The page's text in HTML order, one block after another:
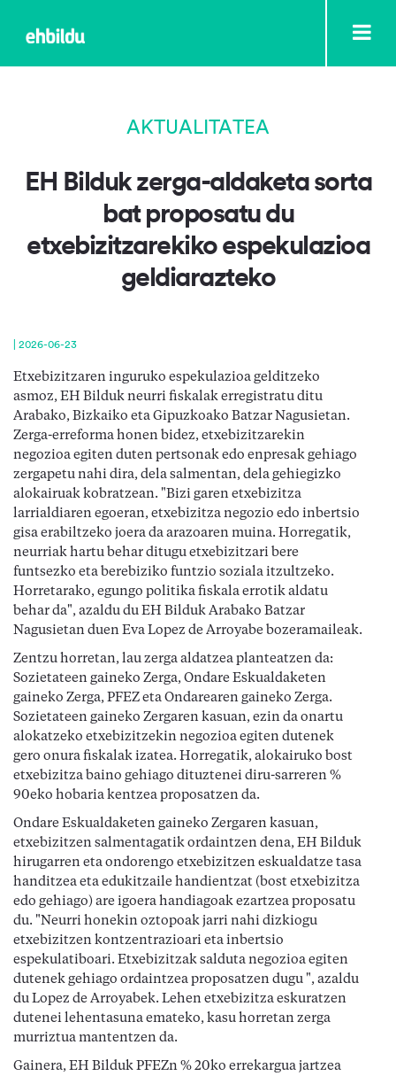
AKTUALITATEA
EH Bilduk zerga-aldaketa sorta
bat proposatu du
etxebizitzarekiko espekulazioa
geldiarazteko
2026-06-23
Etxebizitzaren inguruko espekulazioa gelditzeko
asmoz, EH Bilduk neurri fiskalak erregistratu ditu
Arabako, Bizkaiko eta Gipuzkoako Batzar Nagusietan.
Zerga-erreforma honen bidez, etxebizitzarekin
negozioa egiten duten pertsonak edo enpresak gehiago
zergapetu nahi dira, dela salmentan, dela gehiegizko
alokairuak kobratzean. "Bizi garen etxebizitza
larrialdiaren egoeran, etxebizitza negozio edo inbertsio
gisa erabiltzeko joera da arazoaren muina. Horregatik,
neurriak hartu behar ditugu etxebizitzari bere
funtsezko eta berebiziko funtzio soziala itzultzeko.
Horretarako, egungo politika fiskala errotik aldatu
behar da", azaldu du EH Bilduk Arabako Batzar
Nagusietan duen Eva Lopez de Arroyabe bozeramaileak.
Zentzu horretan, lau zerga aldatzea planteatzen da:
Sozietateen gaineko Zerga, Ondare Eskualdaketen
gaineko Zerga, PFEZ eta Ondarearen gaineko Zerga.
Sozietateen gaineko Zergaren kasuan, ezin da onartu
alokatzeko etxebizitzekin negozioa egiten dutenek
gero onura fiskalak izatea. Horregatik, alokairuko bost
etxebizitza baino gehiago dituztenei diru-sarreren %
90eko hobaria kentzea proposatzen da.
Ondare Eskualdaketen gaineko Zergaren kasuan,
etxebizitzen salmentagatik ordaintzen dena, EH Bilduk
hirugarren eta ondorengo etxebizitzen eskualdatze tasa
handitzea eta edukitzaile handientzat (bost etxebizitza
edo gehiago) are igoera handiagoak ezartzea proposatu
du. "Neurri honekin oztopoak jarri nahi dizkiogu
etxebizitzen kontzentrazioari eta inbertsio
espekulatiboari. Etxebizitzak salduta negozioa egiten
dutenek gehiago ordaintzea proposatzen dugu ", azaldu
du Lopez de Arroyabek. Lehen etxebizitza eskuratzen
dutenei lehentasuna emateko, kasu horretan zerga
murriztua mantentzen da.
Gainera, EH Bilduk PFEZn % 20ko errekargua jartzea